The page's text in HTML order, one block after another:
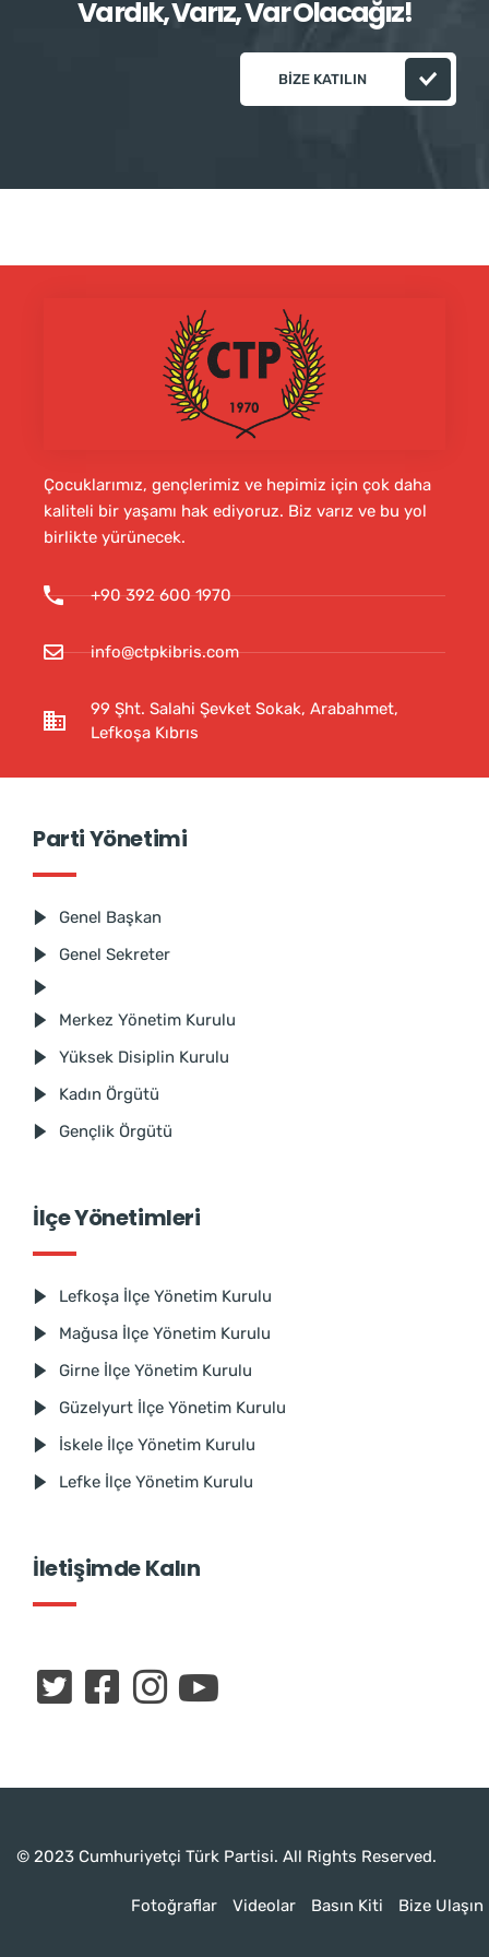
Vardık, Varız, Var Olacağız!
BIZE KATILIN
Çocuklarımız, gençlerimiz ve hepimiz için çok daha
kaliteli bir yaşamı hak ediyoruz. Biz varız ve bu yol
birlikte yürünecek.
+90 392 600 1970
info@ctpkibris.com
99 Şht. Salahi Şevket Sokak, Arabahmet,
Lefkoşa Kıbrıs
Parti Yönetimi
Genel Başkan
Genel Sekreter
Merkez Yönetim Kurulu
Yüksek Disiplin Kurulu
Kadın Örgütü
Gençlik Örgütü
İlçe Yönetimleri
Lefkoşa İlçe Yönetim Kurulu
Mağusa İlçe Yönetim Kurulu
Girne İlçe Yönetim Kurulu
Güzelyurt İlçe Yönetim Kurulu
İskele İlçe Yönetim Kurulu
Lefke İlçe Yönetim Kurulu
İletişimde Kalın
© 2023 Cumhuriyetçi Türk Partisi. All Rights Reserved.
Fotoğraflar Videolar Basın Kiti Bize Ulaşın